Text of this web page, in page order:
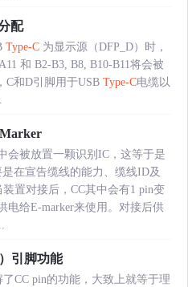
配
Type-C 为显示源（DFP_D）时，
和 B2-B3, B8, B10-B11将会被
C和D引脚用于USB Type-C电缆以
会被放置一颗识别IC，这等于是
在宣告缆线的能力、缆线ID及
置对接后，CC其中会有1 pin变
电给E-marker来使用。对接后供
引脚功能
CC pin的功能，大致上就等于理